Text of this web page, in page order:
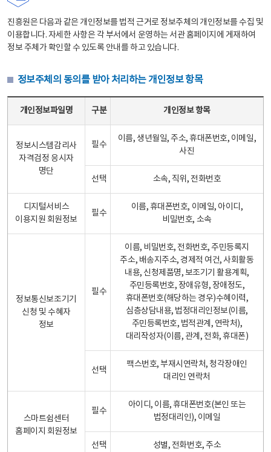
진흥원은 다음과 같은 개인정보를 법적 근거로 정보주체의 개인정보를 수집 및
이용합니다. 자세한 사항은 각 부서에서 운영하는 서관 홈페이지에 게재하여
정보 주체가 확인할 수 있도록 안내를 하고 있습니다.
정보주체의 동의를 받아 처리하는 개인정보 항목
개인정보파일명 구분 개인정보 항목
정보시스템감리사
자격검정 응시자
명단
필수
이름, 생년월일, 주소, 휴대폰번호, 이메일,
사진
선택 소속, 직위, 전화번호
디지털서비스
이용지원 회원정보
필수
이름, 휴대폰번호, 이메일, 아이디,
비밀번호, 소속
정보통신보조기기
신청 및 수혜자
정보
필수
이름, 비밀번호, 전화번호, 주민등록지
주소, 배송지주소, 경제적 여건, 사회활동
내용, 신청제품명, 보조기기 활용계획,
주민등록번호, 장애유형, 장애정도,
휴대폰번호(해당하는 경우)수혜이력,
심층상담내용, 법정대리인정보(이름,
주민등록번호, 법적관계, 연락처),
대리작성자(이름, 관계, 전화, 휴대폰)
선택
팩스번호, 부재시연락처, 청각장애인
대리인 연락처
스마트쉼센터
홈페이지 회원정보
필수
아이디, 이름, 휴대폰번호(본인 또는
법정대리인), 이메일
선택 성별, 전화번호, 주소